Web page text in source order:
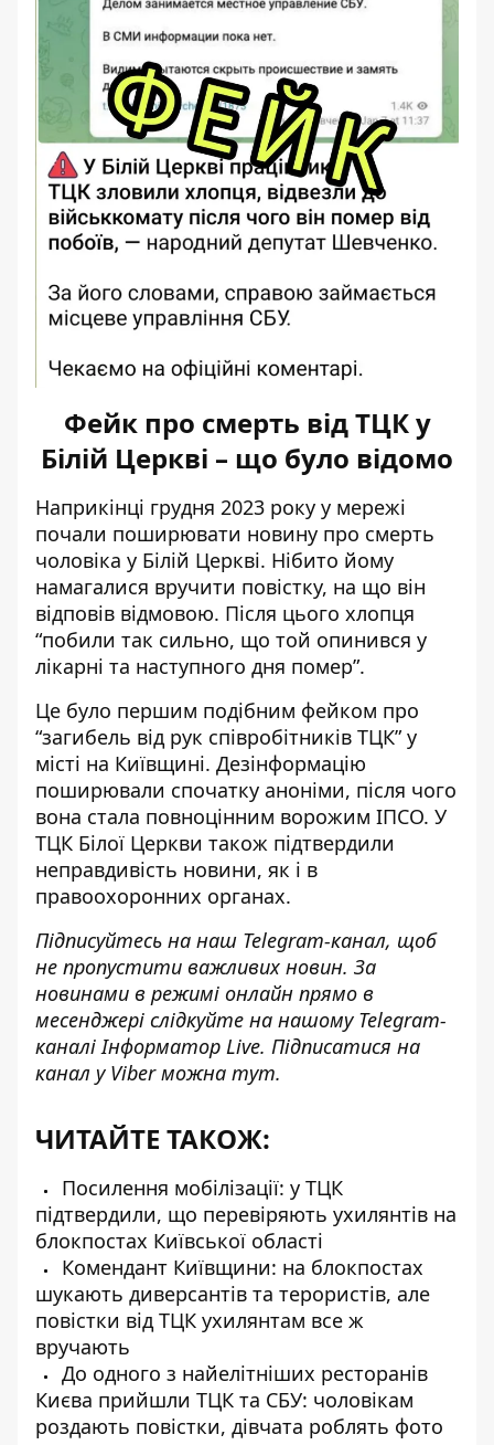
Фейк про смерть від ТЦК у
Білій Церкві – що було відомо
Наприкінці грудня 2023 року у мережі
почали поширювати новину про смерть
чоловіка у Білій Церкві. Нібито йому
намагалися вручити повістку, на що він
відповів відмовою. Після цього хлопця
“побили так сильно, що той опинився у
лікарні та наступного дня помер”.
Це було першим подібним фейком про
“загибель від рук співробітників ТЦК” у
місті на Київщині. Дезінформацію
поширювали спочатку аноніми, після чого
вона стала повноцінним ворожим ІПСО. У
ТЦК Білої Церкви також підтвердили
неправдивість новини, як і в
правоохоронних органах.
Підписуйтесь на наш Telegram-канал, щоб
не пропустити важливих новин. За
новинами в режимі онлайн прямо в
месенджері слідкуйте на нашому Telegram-
каналіІнформатор Live. Підписатися на
канал у Viber можна тут.
ЧИТАЙТЕ ТАКОЖ:
Посилення мобілізації: у ТЦК
підтвердили, що перевіряють ухилянтів на
блокпостах Київської області
Комендант Київщини: на блокпостах
шукають диверсантів та терористів, але
повістки від ТЦК ухилянтам все ж
вручають
До одного з найелітніших ресторанів
Києва прийшли ТЦК та СБУ: чоловікам
роздають повістки, дівчата роблять фото